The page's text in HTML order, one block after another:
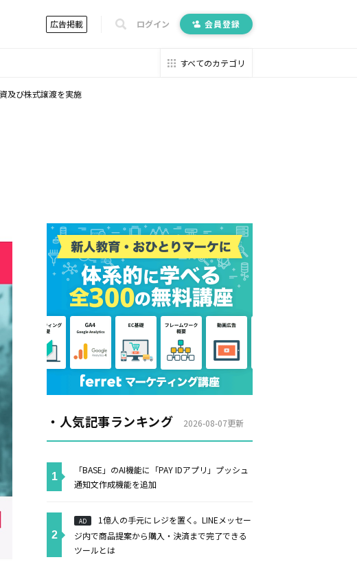
広告掲載 ログイン 会員登録
すべてのカテゴリ
及び株式譲渡を実施
・人気記事ランキング 2026-08-07更新
「BASE」のAI機能に「PAY IDアプリ」プッシュ
通知文作成機能を追加
AD
1億人の手元にレジを置く。LINEメッセー
ジ内で商品提案から購入・決済まで完了できる
ツールとは